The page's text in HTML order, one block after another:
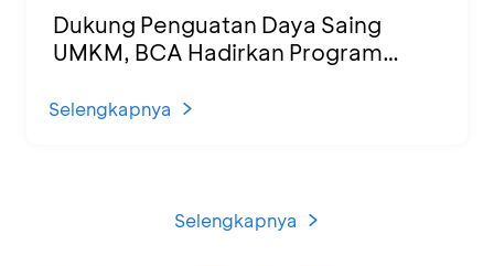
Dukung Penguatan Daya Saing
UMKM, BCA Hadirkan Program
di KCU Tanjung Priok
Selengkapnya
Selengkapnya